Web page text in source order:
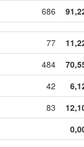
686
77
484
42
83